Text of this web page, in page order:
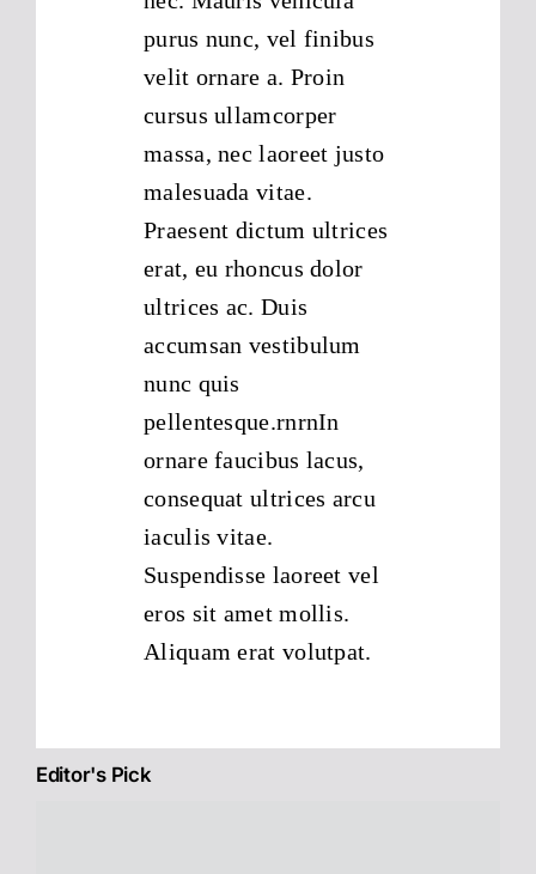
purus nunc, vel finibus
velit ornare a. Proin
cursus ullamcorper
massa, nec laoreet justo
malesuada vitae.
Praesent dictum ultrices
erat, eu rhoncus dolor
ultrices ac. Duis
accumsan vestibulum
nunc quis
pellentesque.rnrnIn
ornare faucibus lacus,
consequat ultrices arcu
iaculis vitae.
Suspendisse laoreet vel
eros sit amet mollis.
Aliquam erat volutpat.
Editor's Pick